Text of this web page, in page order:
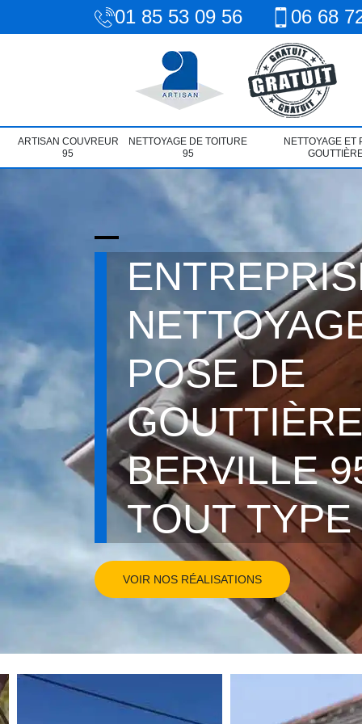
01 85 53 09 56 06 68
ARTISAN COUVREUR
95
NETTOYAGE DE TOITURE
95
NETTOYAGE ET
POSE DE
GOUTTIÈRE
BERVILLE
TOUT TYPE
VOIR NOS RÉALISATIONS